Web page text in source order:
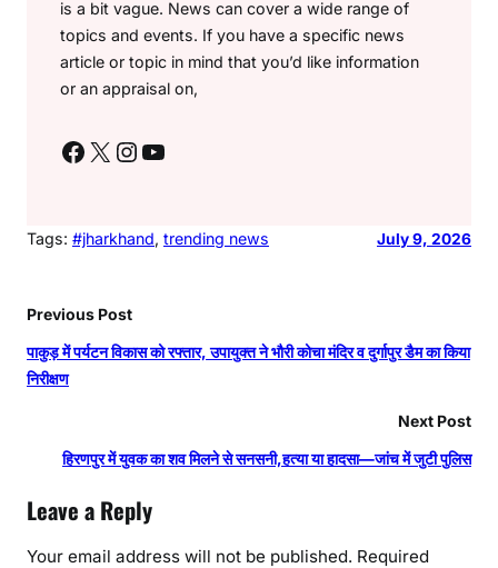
is a bit vague. News can cover a wide range of
topics and events. If you have a specific news
article or topic in mind that you’d like information
or an appraisal on,
Facebook X Instagram YouTube
Tags: #jharkhand, trending news July 9, 2026
Previous Post
पाकुड़ में पर्यटन विकास को रफ्तार, उपायुक्त ने भौरी कोचा मंदिर व दुर्गापुर डैम का किया
निरीक्षण
Next Post
हिरणपुर में युवक का शव मिलने से सनसनी,हत्या या हादसा—जांच में जुटी पुलिस
Leave a Reply
Your email address will not be published. Required